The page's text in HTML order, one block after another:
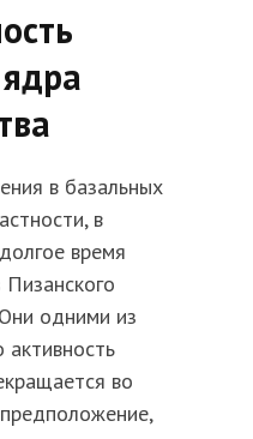
в базальных
в
время
одними из
активность
во